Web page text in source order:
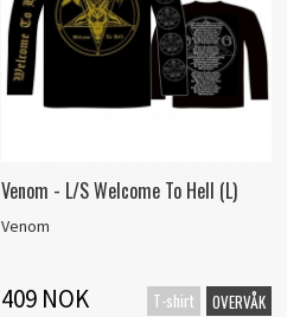
Venom - L/S Welcome To Hell (L)
Venom
409 NOK T-shirt OVERVÅK